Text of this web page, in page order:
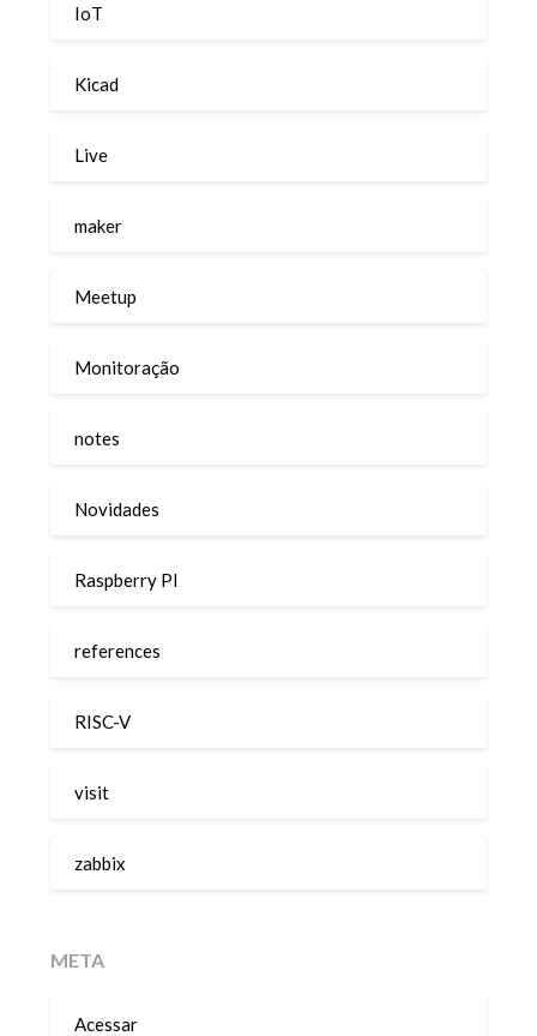
IoT
Kicad
Live
maker
Meetup
Monitoração
notes
Novidades
Raspberry PI
references
RISC-V
visit
zabbix
META
Acessar